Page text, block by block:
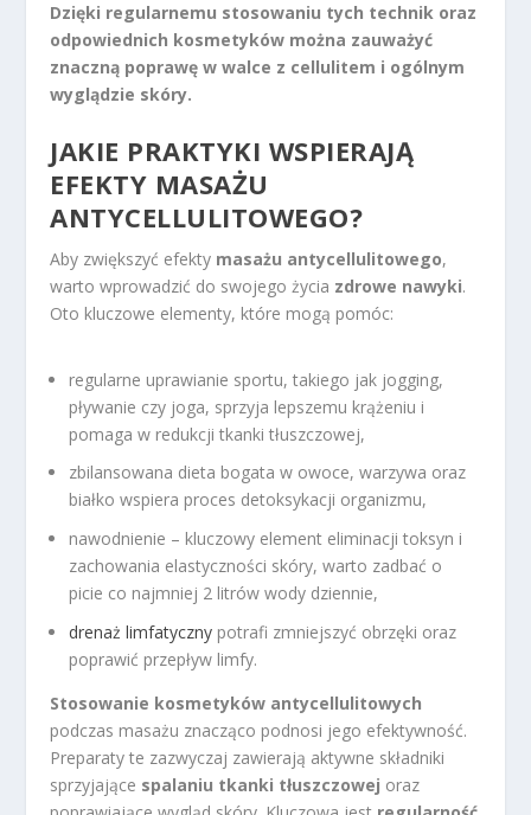
Dzięki regularnemu stosowaniu tych technik oraz
odpowiednich kosmetyków można zauważyć
znaczną poprawę w walce z cellulitem i ogólnym
wyglądzie skóry.
JAKIE PRAKTYKI WSPIERAJĄ
EFEKTY MASAŻU
ANTYCELLULITOWEGO?
Aby zwiększyć efekty masażu antycellulitowego,
warto wprowadzić do swojego życia zdrowe nawyki.
Oto kluczowe elementy, które mogą pomóc:
regularne uprawianie sportu, takiego jak jogging,
pływanie czy joga, sprzyja lepszemu krążeniu i
pomaga w redukcji tkanki tłuszczowej,
zbilansowana dieta bogata w owoce, warzywa oraz
białko wspiera proces detoksykacji organizmu,
nawodnienie – kluczowy element eliminacji toksyn i
zachowania elastyczności skóry, warto zadbać o
picie co najmniej 2 litrów wody dziennie,
drenaż limfatyczny potrafi zmniejszyć obrzęki oraz
poprawić przepływ limfy.
Stosowanie kosmetyków antycellulitowych
podczas masażu znacząco podnosi jego efektywność.
Preparaty te zazwyczaj zawierają aktywne składniki
sprzyjające spalaniu tkanki tłuszczowej oraz